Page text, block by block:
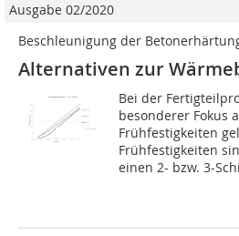
Ausgabe 02/2020
Beschleunigung der
Alternativen zur
Bei der
besonderer Fokus
Frühfestigkeiten
Frühfestigkeiten
einen 2- bzw. 3-